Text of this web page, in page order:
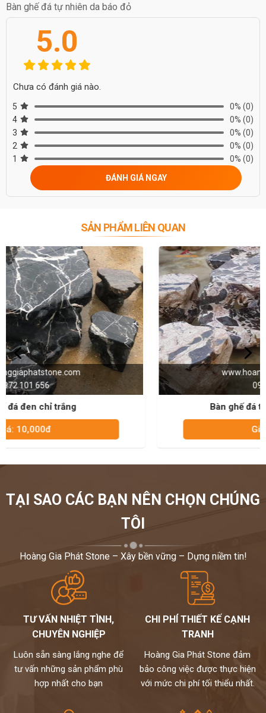
Màu vân trắng đen ( đá tuyết sơn )
Bàn ghế đá tự nhiên da báo đỏ
5.0
Chưa có đánh giá nào.
5 0% (0)
4
0% (0)
3
0% (0)
2
0% (0)
1
0% (0)
ĐÁNH GIÁ NGAY
SẢN PHẨM LIÊN QUAN
www.hoanggiaphatstone.com
0972 101 656
Bàn ghế đá tự nhiên da báo hồng
TẠI SAO CÁC BẠN NÊN CHỌN CHÚNG
TÔI
Hoàng Gia Phát Stone – Xây bền vững – Dựng niềm tin!
TƯ VẤN NHIỆT TÌNH,
CHUYÊN NGHIỆP
Luôn sẵn sàng lắng nghe để
tư vấn những sản phẩm phù
hợp nhất cho bạn
CHI PHÍ THIẾT KẾ CẠNH
TRANH
Hoàng Gia Phát Stone đảm
bảo công việc được thực hiện
với mức chi phí tối thiểu nhất.